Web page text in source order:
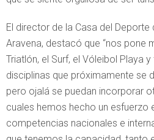
El director de la Casa del Deporte
Aravena, destacó que “nos pone
Triatlón, el Surf, el Vóleibol Playa
disciplinas que próximamente se
pero ojalá se puedan incorporar
cuales hemos hecho un esfuerzo
competencias nacionales e